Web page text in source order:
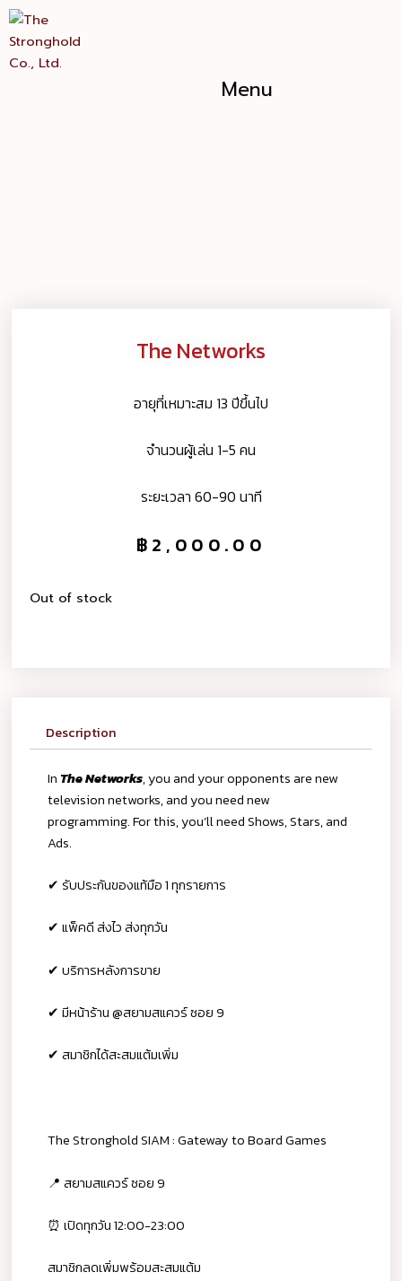
Skip
content
Menu
The Networks
อายุที่เหมาะสม 13 ปีขึ้นไป
จำนวนผู้เล่น 1-5 คน
ระยะเวลา 60-90 นาที
฿ 2,000.00
Out of stock
Description
In The Networks, you and your opponents are new
television networks, and you need new
programming. For this, you’ll need Shows, Stars, and
Ads.
✔ รับประกันของแท้มือ 1 ทุกรายการ
✔ แพ็คดี ส่งไว ส่งทุกวัน
✔ บริการหลังการขาย
✔ มีหน้าร้าน @สยามสแควร์ ซอย 9
✔ สมาชิกได้สะสมแต้มเพิ่ม
The Stronghold SIAM : Gateway to Board Games
📍 สยามสแควร์ ซอย 9
⏰ เปิดทุกวัน 12:00-23:00
สมาชิกลดเพิ่มพร้อมสะสมแต้ม